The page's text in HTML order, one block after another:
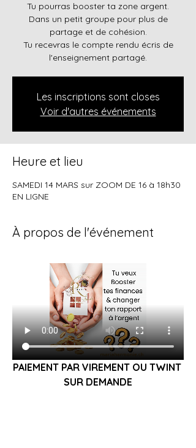
Tu pourras booster ta zone argent.
Dans un petit groupe pour plus de
partage et de cohésion.
Tu recevras le compte rendu écris de
l'enseignement partagé.
Les inscriptions sont closes
Voir d'autres événements
Heure et lieu
SAMEDI 14 MARS sur ZOOM DE 16 à 18h30
EN LIGNE
À propos de l'événement
PAIEMENT PAR VIREMENT OU TWINT
SUR DEMANDE